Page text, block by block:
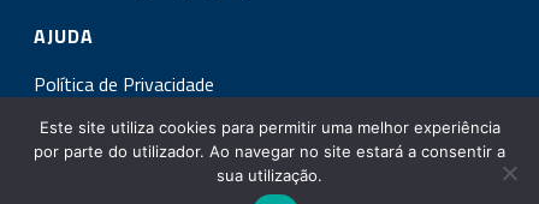
AJUDA
Política de Privacidade
INSCREVA-SE NA NOSSA NEWSLETTER!
Este site utiliza cookies para permitir uma melhor experiência
por parte do utilizador. Ao navegar no site estará a consentir a
sua utilização.